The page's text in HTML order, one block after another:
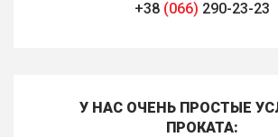
+38 (066) 290-23-23
У НАС ОЧЕНЬ ПРОСТЫЕ
ПРОКАТА: